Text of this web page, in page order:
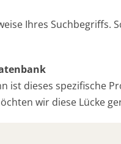
Ihres Suchbegriffs.
ist dieses spezifische
wir diese Lücke